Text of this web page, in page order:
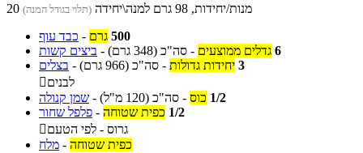
20 מנות/יחידות, 98 גרם למנה\יחידה (תלוי בגודל המנה)
כבד עוף - 500 גרם
ביצים קשות - 6 גדלים ממוצעים - סה"כ (348 גרם)
בצלים - 3 יחידות גדולות - סה"כ (966 גרם)
לבנים
שמן קנולה - 1/2 כוס - סה"כ (120 מ"ל)
פלפל שחור - 1/2 כפית שטוחה
גרוס - לפי הטעם
מלח - כפית שטוחה